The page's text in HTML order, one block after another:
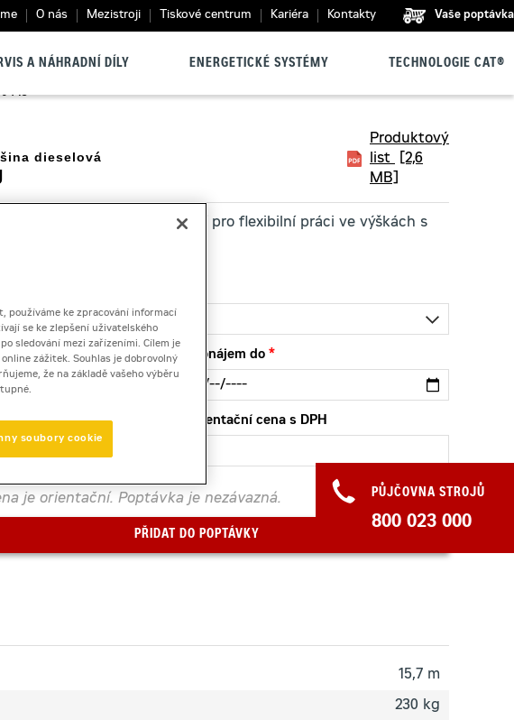
O nás Mezistroji Tiskové centrum Kariéra Kontakty Vaše poptávka
A NÁHRADNÍ DÍLY ENERGETICKÉ SYSTÉMY TECHNOLOGIE CAT®
PŮJČOVNA STROJŮ
800 023 000
AJ
dieselová
Produktový
list
[2,6
MB]
JLG 450 AJ je k zapůjčení pro flexibilní práci ve výškách s
Pronájem do
Orientační cena s DPH
je orientační. Poptávka je nezávazná.
PŘIDAT DO POPTÁVKY
15,7 m
230 kg
používáme ke zpracování informací
se ke zlepšení uživatelského
sledování mezi zařízeními. Cílem je
zážitek. Souhlas je dobrovolný
že na základě vašeho výběru
soubory cookie